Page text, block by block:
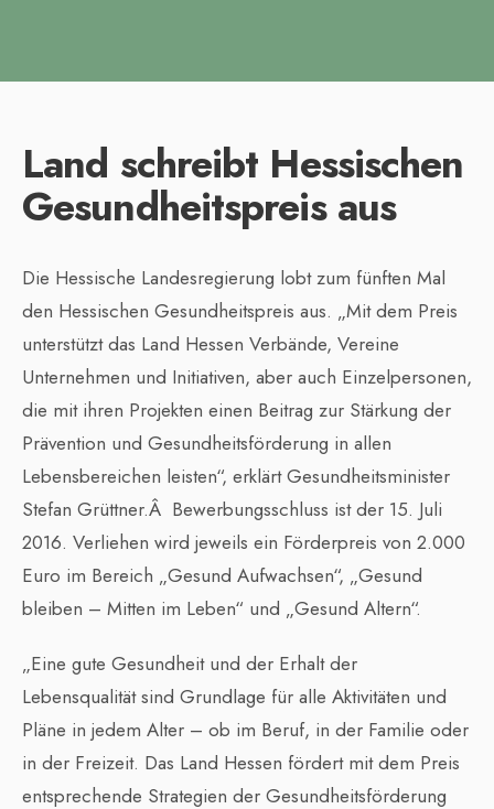
Land schreibt Hessischen
Gesundheitspreis aus
Die Hessische Landesregierung lobt zum fünften Mal
den Hessischen Gesundheitspreis aus. „Mit dem Preis
unterstützt das Land Hessen Verbände, Vereine
Unternehmen und Initiativen, aber auch Einzelpersonen,
die mit ihren Projekten einen Beitrag zur Stärkung der
Prävention und Gesundheitsförderung in allen
Lebensbereichen leisten“, erklärt Gesundheitsminister
Stefan Grüttner.Â Bewerbungsschluss ist der 15. Juli
2016. Verliehen wird jeweils ein Förderpreis von 2.000
Euro im Bereich „Gesund Aufwachsen“, „Gesund
bleiben – Mitten im Leben“ und „Gesund Altern“.
„Eine gute Gesundheit und der Erhalt der
Lebensqualität sind Grundlage für alle Aktivitäten und
Pläne in jedem Alter – ob im Beruf, in der Familie oder
in der Freizeit. Das Land Hessen fördert mit dem Preis
entsprechende Strategien der Gesundheitsförderung